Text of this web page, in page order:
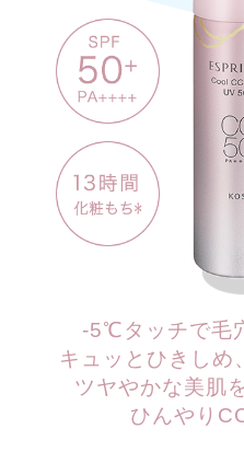
-5℃タッチで毛
キュッとひきしめ
ツヤやかな美肌
ひんやり